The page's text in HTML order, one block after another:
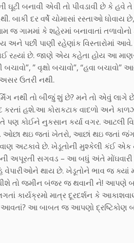
બનાવી એવી તો પીવડાવી છે કે હવે
દર વર્ષે ચોમાસાં રસ્તાઓ ધોવાય
કે શહેરમાં બનાવાતાં તળાવોનો
અને પછી પાણી રહેણાંક વિસ્તારોમાં
રહ્યાં છે. જાણે એય કહેતા હોય આ
” વૃક્ષો બચાવો”, “હવા
ઉતરી નથી.
નથી તો બીજું શું છે? મને તો એવું
કરતાં હશે.આ કોરાકટાક વાદળો અને
કોઈને નુકસાન કર્યા વગર. આટલી
ઓછા થઇ જતાં ખેતરો, આછાં થઇ જતાં
અટકાવે છે. ખેડૂતોની મુશ્કેલી કંઈ એક
અપૂરતી સગવડ – આ બધું અંતે
થાય છે. ખેડૂતોને ભાવ જ ક્યાં
પીશે તો જમીન બંજર જ થવાની ને!
કાર્યક્રમો માત્ર દૂરદર્શન કે
આ બાબત જ આપણો દ્રષ્ટિકોણ